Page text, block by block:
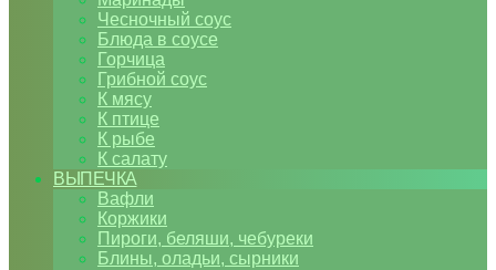
Чесночный соус
Блюда в соусе
Горчица
Грибной соус
К мясу
К птице
К рыбе
К салату
ВЫПЕЧКА
Вафли
Коржики
Пироги, беляши, чебуреки
Блины, оладьи, сырники